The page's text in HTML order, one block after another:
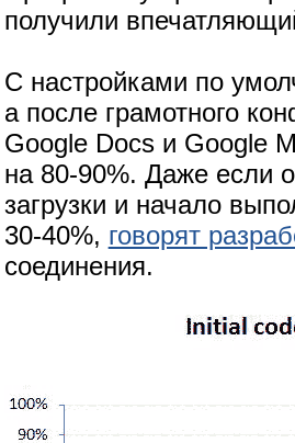
получили
С настройками по
а после грамотного
Google Docs и Google
на 80-90%. Даже если
загрузки и начало
30-40%, говорят
соединения.